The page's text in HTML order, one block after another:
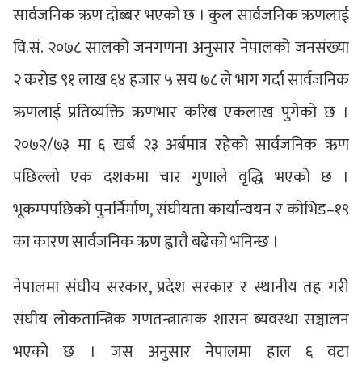
सार्वजनिक ऋण दोब्बर भएको छ । कुल सार्वजनिक ऋणलाई
वि.सं. २०७८ सालको जनगणना अनुसार नेपालको जनसंख्या
२ करोड ९१ लाख ६४ हजार ५ सय ७८ ले भाग गर्दा सार्वजनिक
ऋणलाई प्रतिव्यक्ति ऋणभार करिब एकलाख पुगेको छ ।
२०७२/७३ मा ६ खर्ब २३ अर्बमात्र रहेको सार्वजनिक ऋण
पछिल्लो एक दशकमा चार गुणाले वृद्धि भएको छ ।
भूकम्पपछिको पुनर्निर्माण, संघीयता कार्यान्वयन र कोभिड–१९
का कारण सार्वजनिक ऋण ह्वात्तै बढेको भनिन्छ ।
नेपालमा संघीय सरकार, प्रदेश सरकार र स्थानीय तह गरी
संघीय लोकतान्त्रिक गणतन्त्रात्मक शासन ब्यवस्था सञ्चालन
भएको छ । जस अनुसार नेपालमा हाल ६ वटा